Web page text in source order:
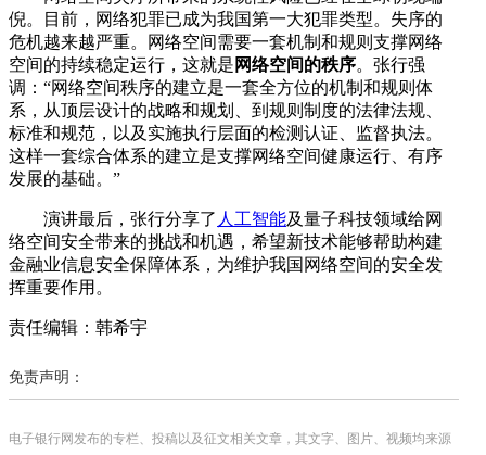
倪。目前，网络犯罪已成为我国第一大犯罪类型。失序的
危机越来越严重。网络空间需要一套机制和规则支撑网络
空间的持续稳定运行，这就是 网络空间的秩序。张行强
调：“网络空间秩序的建立是一套全方位的机制和规则体
系，从顶层设计的战略和规划、到规则制度的法律法规、
标准和规范，以及实施执行层面的检测认证、监督执法。
这样一套综合体系的建立是支撑网络空间健康运行、有序
发展的基础。”
演讲最后，张行分享了 人工智能及量子科技领域给网
络空间安全带来的挑战和机遇，希望新技术能够帮助构建
金融业信息安全保障体系，为维护我国网络空间的安全发
挥重要作用。
责任编辑：韩希宇
免责声明：
电子银行网发布的专栏、投稿以及征文相关文章，其文字、图片、视频均来源